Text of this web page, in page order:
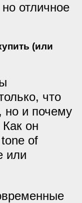
отличное
(или
что
но и почему
он
of
или